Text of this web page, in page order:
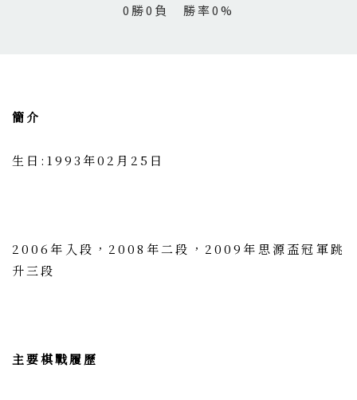
0勝0負 勝率0%
簡介
生日:1993年02月25日
2006年入段，2008年二段，2009年思源盃冠軍跳
升三段
主要棋戰履歷